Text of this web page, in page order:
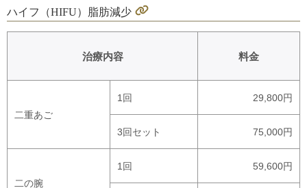
ハイフ（HIFU）脂肪減少
治療内容 料金
二重あご
1回 29,800円
3回セット 75,000円
二の腕
1回 59,600円